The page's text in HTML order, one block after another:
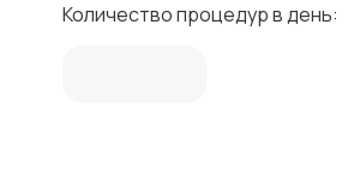
Количество процедур в день: